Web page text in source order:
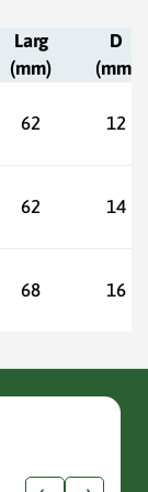
Larg
(mm)
D
(mm)
62 12
62 14
68 16